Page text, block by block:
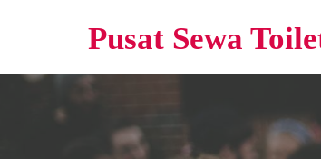
Pusat Sewa